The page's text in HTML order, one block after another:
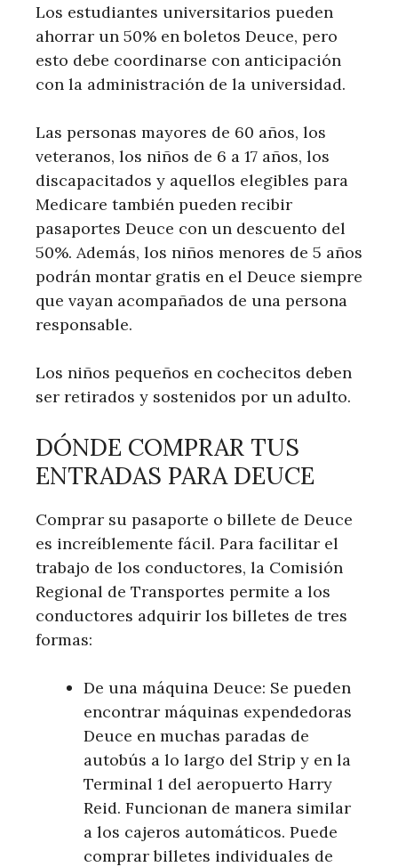
Los estudiantes universitarios pueden
ahorrar un 50% en boletos Deuce, pero
esto debe coordinarse con anticipación
con la administración de la universidad.
Las personas mayores de 60 años, los
veteranos, los niños de 6 a 17 años, los
discapacitados y aquellos elegibles para
Medicare también pueden recibir
pasaportes Deuce con un descuento del
50%. Además, los niños menores de 5 años
podrán montar gratis en el Deuce siempre
que vayan acompañados de una persona
responsable.
Los niños pequeños en cochecitos deben
ser retirados y sostenidos por un adulto.
DÓNDE COMPRAR TUS
ENTRADAS PARA DEUCE
Comprar su pasaporte o billete de Deuce
es increíblemente fácil. Para facilitar el
trabajo de los conductores, la Comisión
Regional de Transportes permite a los
conductores adquirir los billetes de tres
formas:
De una máquina Deuce: Se pueden
encontrar máquinas expendedoras
Deuce en muchas paradas de
autobús a lo largo del Strip y en la
Terminal 1 del aeropuerto Harry
Reid. Funcionan de manera similar
a los cajeros automáticos. Puede
comprar billetes individuales de